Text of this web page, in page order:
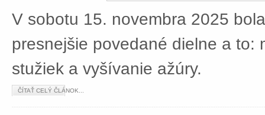
V sobotu 15. novembra 2025
presnejšie povedané dielne a to:
stužiek a vyšívanie ažúry.
ČÍTAŤ CELÝ ČLÁNOK...